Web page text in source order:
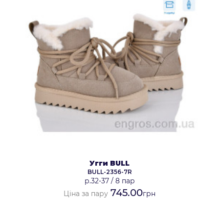
Угги BULL
BULL-2356-7R
р.32-37/ 8 пар
Ціна за пару 745.00грн